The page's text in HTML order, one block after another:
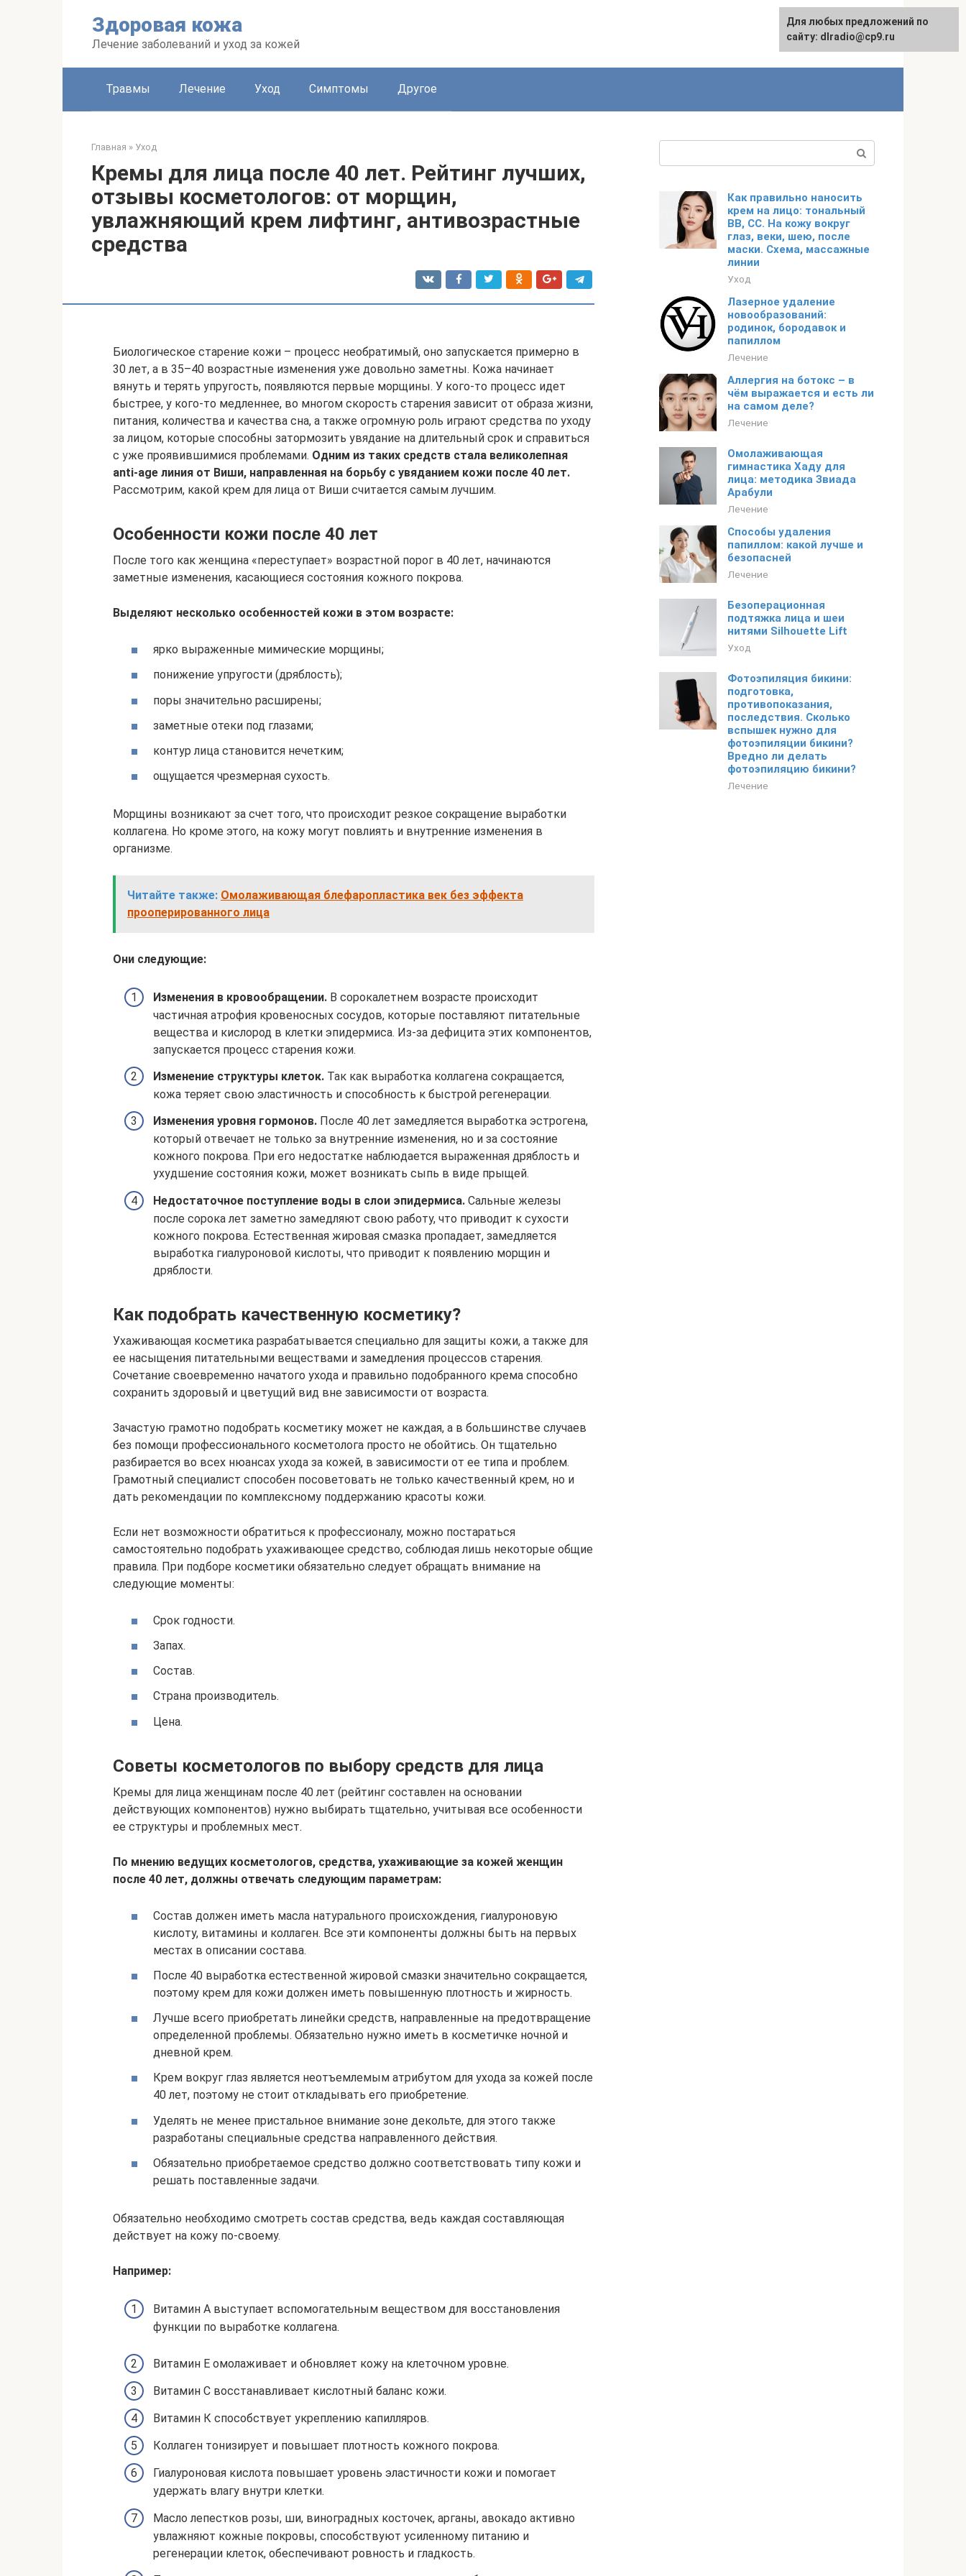
Здоровая кожа
Лечение заболеваний и уход за кожей
Травмы Лечение Уход Симптомы Другое
Главная » Уход
Кремы для лица после 40 лет. Рейтинг лучших,
отзывы косметологов: от морщин,
увлажняющий крем лифтинг, антивозрастные
средства
Биологическое старение кожи – процесс необратимый, оно запускается примерно в
30 лет, а в 35–40 возрастные изменения уже довольно заметны. Кожа начинает
вянуть и терять упругость, появляются первые морщины. У кого-то процесс идет
быстрее, у кого-то медленнее, во многом скорость старения зависит от образа жизни,
питания, количества и качества сна, а также огромную роль играют средства по уходу
за лицом, которые способны затормозить увядание на длительный срок и справиться
с уже проявившимися проблемами. Одним из таких средств стала великолепная
anti-age линия от Виши, направленная на борьбу с увяданием кожи после 40 лет.
Рассмотрим, какой крем для лица от Виши считается самым лучшим.
Особенности кожи после 40 лет
После того как женщина «переступает» возрастной порог в 40 лет, начинаются
заметные изменения, касающиеся состояния кожного покрова.
Выделяют несколько особенностей кожи в этом возрасте:
ярко выраженные мимические морщины;
понижение упругости (дряблость);
поры значительно расширены;
заметные отеки под глазами;
контур лица становится нечетким;
ощущается чрезмерная сухость.
Морщины возникают за счет того, что происходит резкое сокращение выработки
коллагена. Но кроме этого, на кожу могут повлиять и внутренние изменения в
организме.
Читайте также: Омолаживающая блефаропластика век без эффекта
прооперированного лица
Они следующие:
Изменения в кровообращении. В сорокалетнем возрасте происходит
частичная атрофия кровеносных сосудов, которые поставляют питательные
вещества и кислород в клетки эпидермиса. Из-за дефицита этих компонентов,
запускается процесс старения кожи.
Изменение структуры клеток. Так как выработка коллагена сокращается,
кожа теряет свою эластичность и способность к быстрой регенерации.
Изменения уровня гормонов. После 40 лет замедляется выработка эстрогена,
который отвечает не только за внутренние изменения, но и за состояние
кожного покрова. При его недостатке наблюдается выраженная дряблость и
ухудшение состояния кожи, может возникать сыпь в виде прыщей.
Недостаточное поступление воды в слои эпидермиса. Сальные железы
после сорока лет заметно замедляют свою работу, что приводит к сухости
кожного покрова. Естественная жировая смазка пропадает, замедляется
выработка гиалуроновой кислоты, что приводит к появлению морщин и
дряблости.
Как подобрать качественную косметику?
Ухаживающая косметика разрабатывается специально для защиты кожи, а также для
ее насыщения питательными веществами и замедления процессов старения.
Сочетание своевременно начатого ухода и правильно подобранного крема способно
сохранить здоровый и цветущий вид вне зависимости от возраста.
Зачастую грамотно подобрать косметику может не каждая, а в большинстве случаев
без помощи профессионального косметолога просто не обойтись. Он тщательно
разбирается во всех нюансах ухода за кожей, в зависимости от ее типа и проблем.
Грамотный специалист способен посоветовать не только качественный крем, но и
дать рекомендации по комплексному поддержанию красоты кожи.
Если нет возможности обратиться к профессионалу, можно постараться
самостоятельно подобрать ухаживающее средство, соблюдая лишь некоторые общие
правила. При подборе косметики обязательно следует обращать внимание на
следующие моменты:
Срок годности.
Запах.
Состав.
Страна производитель.
Цена.
Советы косметологов по выбору средств для лица
Кремы для лица женщинам после 40 лет (рейтинг составлен на основании
действующих компонентов) нужно выбирать тщательно, учитывая все особенности
ее структуры и проблемных мест.
По мнению ведущих косметологов, средства, ухаживающие за кожей женщин
после 40 лет, должны отвечать следующим параметрам:
Состав должен иметь масла натурального происхождения, гиалуроновую
кислоту, витамины и коллаген. Все эти компоненты должны быть на первых
местах в описании состава.
После 40 выработка естественной жировой смазки значительно сокращается,
поэтому крем для кожи должен иметь повышенную плотность и жирность.
Лучше всего приобретать линейки средств, направленные на предотвращение
определенной проблемы. Обязательно нужно иметь в косметичке ночной и
дневной крем.
Крем вокруг глаз является неотъемлемым атрибутом для ухода за кожей после
40 лет, поэтому не стоит откладывать его приобретение.
Уделять не менее пристальное внимание зоне декольте, для этого также
разработаны специальные средства направленного действия.
Обязательно приобретаемое средство должно соответствовать типу кожи и
решать поставленные задачи.
Обязательно необходимо смотреть состав средства, ведь каждая составляющая
действует на кожу по-своему.
Например:
Витамин А выступает вспомогательным веществом для восстановления
функции по выработке коллагена.
Витамин Е омолаживает и обновляет кожу на клеточном уровне.
Витамин С восстанавливает кислотный баланс кожи.
Витамин К способствует укреплению капилляров.
Коллаген тонизирует и повышает плотность кожного покрова.
Гиалуроновая кислота повышает уровень эластичности кожи и помогает
удержать влагу внутри клетки.
Масло лепестков розы, ши, виноградных косточек, арганы, авокадо активно
увлажняют кожные покровы, способствуют усиленному питанию и
регенерации клеток, обеспечивают ровность и гладкость.
Как правильно наносить
крем на лицо: тональный
BB, CC. На кожу вокруг
глаз, веки, шею, после
маски. Схема, массажные
линии
Уход
Лазерное удаление
новообразований:
родинок, бородавок и
папиллом
Лечение
Аллергия на ботокс – в
чём выражается и есть ли
на самом деле?
Лечение
Омолаживающая
гимнастика Хаду для
лица: методика Звиада
Арабули
Лечение
Способы удаления
папиллом: какой лучше и
безопасней
Лечение
Безоперационная
подтяжка лица и шеи
нитями Silhouette Lift
Уход
Фотоэпиляция бикини:
подготовка,
противопоказания,
последствия. Сколько
вспышек нужно для
фотоэпиляции бикини?
Вредно ли делать
фотоэпиляцию бикини?
Лечение
Для любых предложений по
сайту: dlradio@cp9.ru